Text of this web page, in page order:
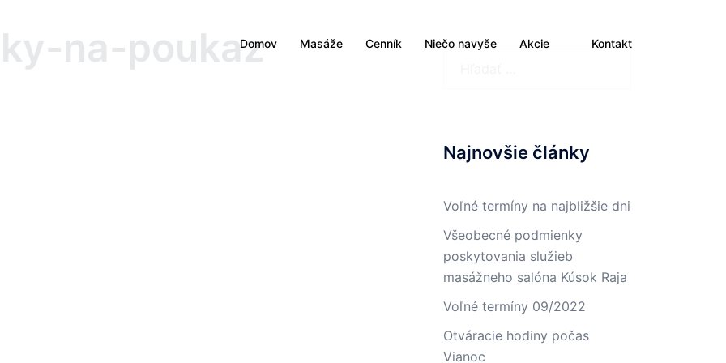
Domov Masáže Cenník Niečo navyše Akcie Kontakt
na-poukaz
Najnovšie články
Voľné termíny na najbližšie dni
Všeobecné podmienky
poskytovania služieb
masážneho salóna Kúsok Raja
Voľné termíny 09/2022
Otváracie hodiny počas
Vianoc